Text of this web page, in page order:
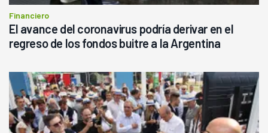
Financiero
El avance del coronavirus podría derivar en el
regreso de los fondos buitre a la Argentina